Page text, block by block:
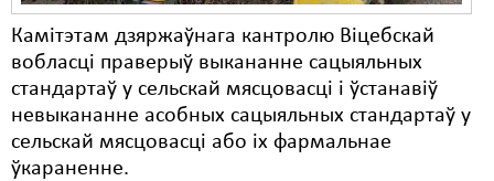
Камітэтам дзяржаўнага кантролю Віцебскай
вобласці праверыў выкананне сацыяльных
стандартаў у сельскай мясцовасці і ўстанавіў
невыкананне асобных сацыяльных стандартаў у
сельскай мясцовасці або іх фармальнае
ўкараненне.